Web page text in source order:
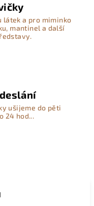
látek a pro miminko
mantinel a další
ušijeme do pěti
24 hod...